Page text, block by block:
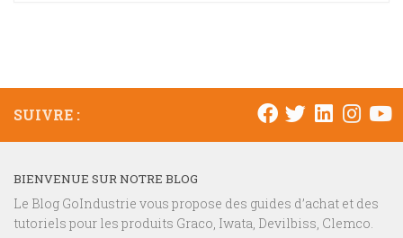
SUIVRE :
BIENVENUE SUR NOTRE BLOG
Le Blog GoIndustrie vous propose des guides d’achat et des
tutoriels pour les produits Graco, Iwata, Devilbiss, Clemco.